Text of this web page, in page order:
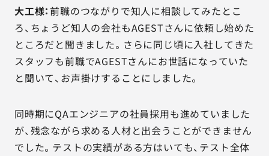
大工様：前職のつながりで知人に相談してみたとこ
ろ、ちょうど知人の会社もAGESTさんに依頼し始めた
ところだと聞きました。さらに同じ頃に入社してきた
スタッフも前職でAGESTさんにお世話になっていた
と聞いて、お声掛けすることにしました。
同時期にQAエンジニアの社員採用も進めていました
が、残念ながら求める人材と出会うことができません
でした。テストの実績がある方はいても、テスト全体